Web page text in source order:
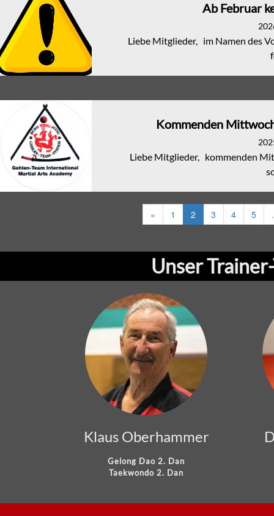
Ab Februar
Liebe Mitglieder, im Namen des
Kommenden
Liebe Mitglieder, kommenden
« 1 2 3 4 5
Unser
Klaus Oberhammer
Gelong Dao 2. Dan
Taekwondo 2. Dan